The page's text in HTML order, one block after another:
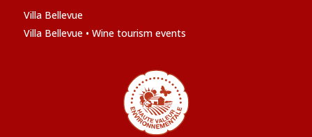
Villa Bellevue
Villa Bellevue • Wine tourism events